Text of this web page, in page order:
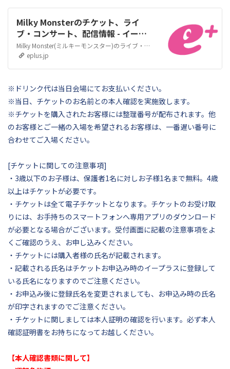
Milky Monsterのチケット、ライ
ブ・コンサート、配信情報 - イープ
ラス
Milky Monster(ミルキーモンスター)のライブ・コンサート情報をご紹介！ライブ・コンサートのチケット情報や関連画像、動画、記事など、Milky Monsterの様々な情報コンテンツをお届けします。
eplus.jp
※ドリンク代は当日会場にてお支払いください。
※当日、チケットのお名前との本人確認を実施致します。
※チケットを購入されたお客様には整理番号が配布されます。他
のお客様とご一緒の入場を希望されるお客様は、一番遅い番号に
合わせてご入場ください。
[チケットに関しての注意事項]
・3歳以下のお子様は、保護者1名に対しお子様1名まで無料。4歳
以上はチケットが必要です。
・チケットは全て電子チケットとなります。チケットのお受け取
りには、お手持ちのスマートフォンへ専用アプリのダウンロード
が必要となる場合がございます。受付画面に記載の注意事項をよ
くご確認のうえ、お申し込みください。
・チケットには購入者様の氏名が記載されます。
・記載される氏名はチケットお申込み時のイープラスに登録して
いる氏名になりますのでご注意ください。
・お申込み後に登録氏名を変更されましても、お申込み時の氏名
が印字されますのでご注意ください。
・チケットに関しましては本人証明の確認を行います。必ず本人
確認証明書をお持ちになってお越しください。
【本人確認書類に関して】